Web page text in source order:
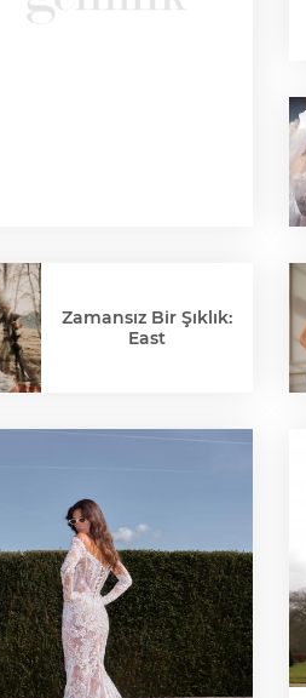
Zamansız Bir Şıklık:
East